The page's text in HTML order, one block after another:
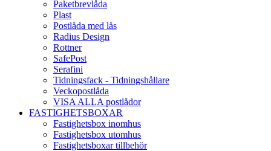
Paketbrevlåda
Plast
Postlåda med lås
Radius Design
Rottner
SafePost
Serafini
Tidningsfack - Tidningshållare
Veckopostlåda
VISA ALLA postlådor
FASTIGHETSBOXAR
Fastighetsbox inomhus
Fastighetsbox utomhus
Fastighetsboxar tillbehör